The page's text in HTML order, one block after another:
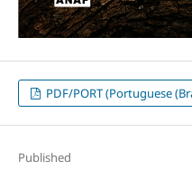
PDF/PORT (Portuguese
Published